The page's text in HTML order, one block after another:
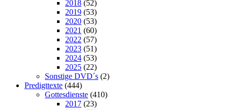
2018 (52)
2019 (53)
2020 (53)
2021 (60)
2022 (57)
2023 (51)
2024 (53)
2025 (22)
Sonstige DVD´s (2)
Predigttexte (444)
Gottesdienste (410)
2017 (23)